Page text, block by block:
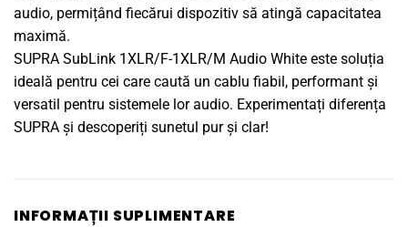
audio, permițând fiecărui dispozitiv să atingă capacitatea
maximă.
SUPRA SubLink 1XLR/F-1XLR/M Audio White este soluția
ideală pentru cei care caută un cablu fiabil, performant și
versatil pentru sistemele lor audio. Experimentați diferența
SUPRA și descoperiți sunetul pur și clar!
INFORMAȚII SUPLIMENTARE